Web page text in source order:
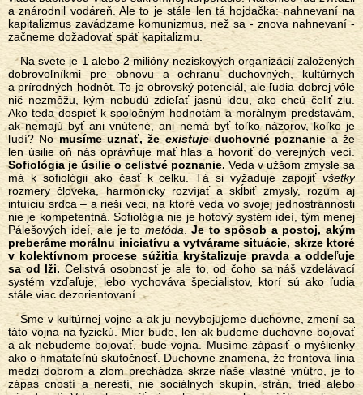
a znárodnil vodáreň. Ale to je stále len tá hojdačka: nahnevaní na
kapitalizmus zavádzame komunizmus, než sa - znova nahnevaní -
začneme dožadovať späť kapitalizmu.
Na svete je 1 alebo 2 milióny neziskových organizácií založených
dobrovoľníkmi pre obnovu a ochranu duchovných, kultúrnych
a prírodných hodnôt. To je obrovský potenciál, ale ľudia dobrej vôle
nič nezmôžu, kým nebudú zdieľať jasnú ideu, ako chcú čeliť zlu.
Ako teda dospieť k spoločným hodnotám a morálnym predstavám,
ak nemajú byť ani vnútené, ani nemá byť toľko názorov, koľko je
ľudí? Nomusíme uznať, žeexistujeduchovné poznanie a že
len úsilie oň nás oprávňuje mať hlas a hovoriť do verejných vecí.
Sofiológia je úsilie o celistvé poznanie. Veda v užšom zmysle sa
má k sofiológii ako časť k celku. Tá si vyžaduje zapojiť všetky
rozmery človeka, harmonicky rozvíjať a skĺbiť zmysly, rozum aj
intuíciu srdca – a rieši veci, na ktoré veda vo svojej jednostrannosti
nie je kompetentná. Sofiológia nie je hotový systém ideí, tým menej
Pálešových ideí, ale je tometóda .Je to spôsob a postoj, akým
preberáme morálnu iniciatívu a vytvárame situácie, skrze ktoré
v kolektívnom procese súžitia kryštalizuje pravda a oddeľuje
sa od lži. Celistvá osobnosť je ale to, od čoho sa náš vzdelávací
systém vzďaľuje, lebo vychováva špecialistov, ktorí sú ako ľudia
stále viac dezorientovaní.
Sme v kultúrnej vojne a ak ju nevybojujeme duchovne, zmení sa
táto vojna na fyzickú. Mier bude, len ak budeme duchovne bojovať
a ak nebudeme bojovať, bude vojna. Musíme zápasiť o myšlienky
ako o hmatateľnú skutočnosť. Duchovne znamená, že frontová línia
medzi dobrom a zlom prechádza skrze naše vlastné vnútro, je to
zápas cností a nerestí, nie sociálnych skupín, strán, tried alebo